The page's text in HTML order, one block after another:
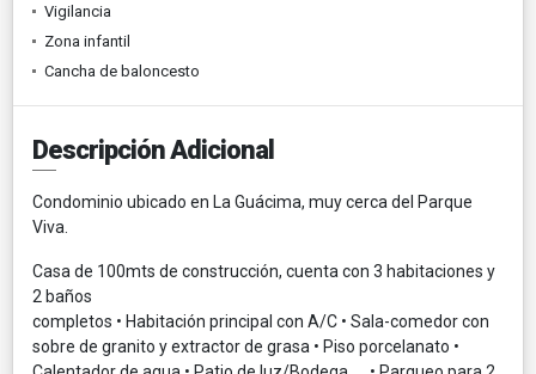
Vigilancia
Zona infantil
Cancha de baloncesto
Descripción Adicional
Condominio ubicado en La Guácima, muy cerca del Parque
Viva.
Casa de 100mts de construcción, cuenta con 3 habitaciones y
2 baños
completos • Habitación principal con A/C • Sala-comedor con
sobre de granito y extractor de grasa • Piso porcelanato •